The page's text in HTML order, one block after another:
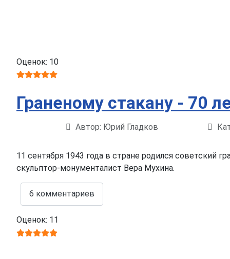
Оценок: 10
Граненому стакану - 70
Информация о материале
Автор: Юрий Гладков
11 сентября 1943 года в стране родился советский
скульптор-монументалист Вера Мухина.
6 комментариев
Оценок: 11